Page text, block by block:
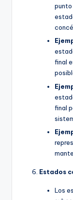
punto
final
final
Estados
Los